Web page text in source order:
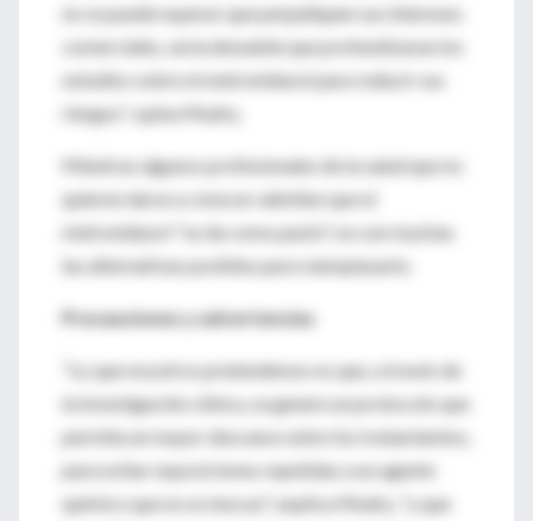
no se puede esperar que perjudiquen sus intereses
comerciales, sería deseable que profundizaran los
estudios sobre el metronidazol para reducir sus
riesgos", opina Mudry.
Mientras algunos profesionales de la salud que no
quieren darse a conocer admiten que el
metronidazol "se da como pasto", no son muchas
las alternativas posibles para reemplazarlo.
Precauciones y advertencias
"Lo que nosotros pretendemos es que, a través de
la investigación clínica, se genere un protocolo que
permita un mayor descanso entre los tratamientos,
para evitar exposiciones repetidas a un agente
químico que no es inocuo", explica Mudry, "y que